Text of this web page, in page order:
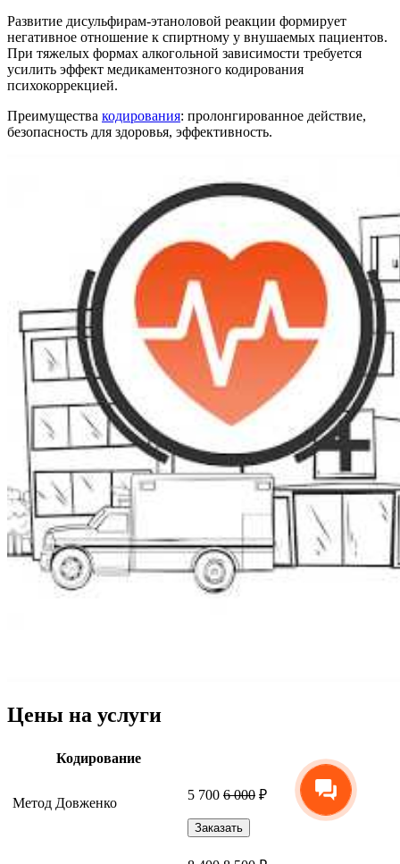
Развитие дисульфирам-этаноловой реакции формирует
негативное отношение к спиртному у внушаемых пациентов.
При тяжелых формах алкогольной зависимости требуется
усилить эффект медикаментозного кодирования
психокоррекцией.
Преимущества кодирования: пролонгированное действие,
безопасность для здоровья, эффективность.
Цены на услуги
Кодирование
Метод Довженко
5 700 6 000 ₽
Заказать